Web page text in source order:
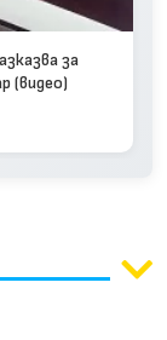
за
(видео)